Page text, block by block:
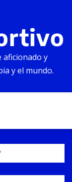
y
y el mundo.